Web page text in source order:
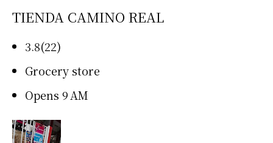
TIENDA CAMINO REAL
3.8(22)
Grocery store
Opens 9 AM